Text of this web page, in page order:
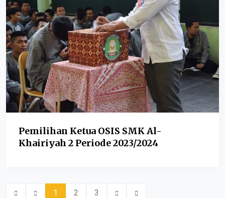
Pemilihan Ketua OSIS SMK Al-
Khairiyah 2 Periode 2023/2024
1 2 3